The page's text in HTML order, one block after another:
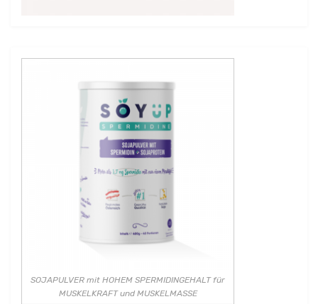
SOJAPULVER mit HOHEM SPERMIDINGEHALT für
MUSKELKRAFT und MUSKELMASSE